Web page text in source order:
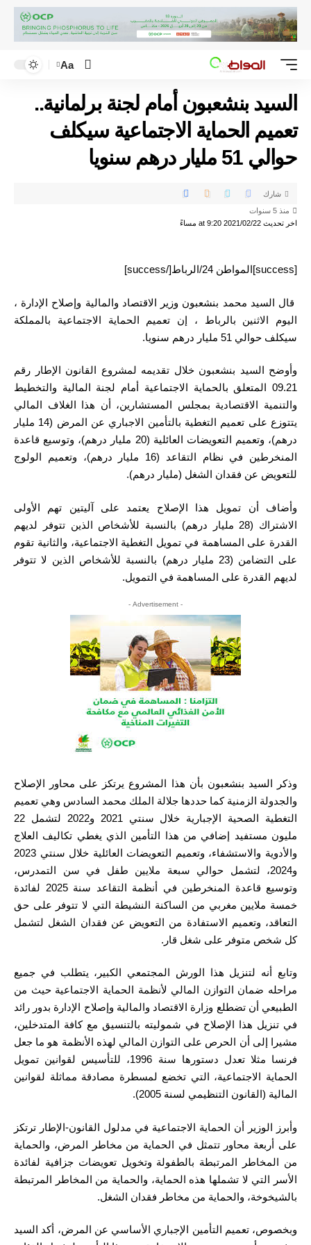
Aa
السيد بنشعبون أمام لجنة برلمانية..
تعميم الحماية الاجتماعية سيكلف
حوالي 51 مليار درهم سنويا
اخر تحديث 2021/02/22 at 9:20 مساءً
منذ 5 سنوات
شارك
[success]المواطن 24/الرباط[/success]
قال السيد محمد بنشعبون وزير الاقتصاد والمالية وإصلاح الإدارة ،
اليوم الاثنين بالرباط ، إن تعميم الحماية الاجتماعية بالمملكة
سيكلف حوالي 51 مليار درهم سنويا.
وأوضح السيد بنشعبون خلال تقديمه لمشروع القانون الإطار رقم
09.21 المتعلق بالحماية الاجتماعية أمام لجنة المالية والتخطيط
والتنمية الاقتصادية بمجلس المستشارين، أن هذا الغلاف المالي
يتتوزع على تعميم التغطية بالتأمين الاجباري عن المرض (14 مليار
درهم)، وتعميم التعويضات العائلية (20 مليار درهم)، وتوسيع قاعدة
المنخرطين في نظام التقاعد (16 مليار درهم)، وتعميم الولوج
للتعويض عن فقدان الشغل (مليار درهم).
وأضاف أن تمويل هذا الإصلاح يعتمد على آليتين تهم الأولى
الاشتراك (28 مليار درهم) بالنسبة للأشخاص الذين تتوفر لديهم
القدرة على المساهمة في تمويل التغطية الاجتماعية، والثانية تقوم
على التضامن (23 مليار درهم) بالنسبة للأشخاص الذين لا تتوفر
لديهم القدرة على المساهمة في التمويل.
- Advertisement -
وذكر السيد بنشعبون بأن هذا المشروع يرتكز على محاور الإصلاح
والجدولة الزمنية كما حددها جلالة الملك محمد السادس وهي تعميم
التغطية الصحية الإجبارية خلال سنتي 2021 و2022 لتشمل 22
مليون مستفيد إضافي من هذا التأمين الذي يغطي تكاليف العلاج
والأدوية والاستشفاء، وتعميم التعويضات العائلية خلال سنتي 2023
و2024، لتشمل حوالي سبعة ملايين طفل في سن التمدرس،
وتوسيع قاعدة المنخرطين في أنظمة التقاعد سنة 2025 لفائدة
خمسة ملايين مغربي من الساكنة النشيطة التي لا تتوفر على حق
التعاقد، وتعميم الاستفادة من التعويض عن فقدان الشغل لتشمل
كل شخص متوفر على شغل قار.
وتابع أنه لتنزيل هذا الورش المجتمعي الكبير، يتطلب في جميع
مراحله ضمان التوازن المالي لأنظمة الحماية الاجتماعية حيث من
الطبيعي أن تضطلع وزارة الاقتصاد والمالية وإصلاح الإدارة بدور رائد
في تنزيل هذا الإصلاح في شموليته بالتنسيق مع كافة المتدخلين،
مشيرا إلى أن الحرص على التوازن المالي لهذه الأنظمة هو ما جعل
فرنسا مثلا تعدل دستورها سنة 1996، للتأسيس لقوانين تمويل
الحماية الاجتماعية، التي تخضع لمسطرة مصادقة مماثلة لقوانين
المالية (القانون التنظيمي لسنة 2005).
وأبرز الوزير أن الحماية الاجتماعية في مدلول القانون-الإطار ترتكز
على أربعة محاور تتمثل في الحماية من مخاطر المرض، والحماية
من المخاطر المرتبطة بالطفولة وتخويل تعويضات جزافية لفائدة
الأسر التي لا تشملها هذه الحماية، والحماية من المخاطر المرتبطة
بالشيخوخة، والحماية من مخاطر فقدان الشغل.
وبخصوص، تعميم التأمين الإجباري الأساسي عن المرض، أكد السيد